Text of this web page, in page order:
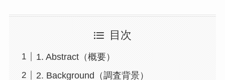
目次
1. Abstract（概要）
2. Background（調査背景）